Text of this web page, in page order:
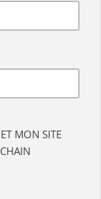
MON SITE